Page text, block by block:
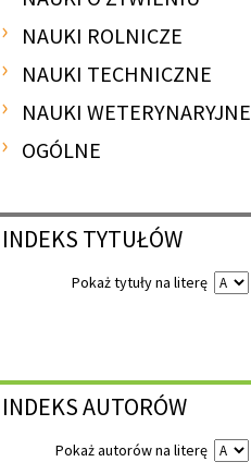
NAUKI ROLNICZE
NAUKI TECHNICZNE
NAUKI WETERYNARYJNE
OGÓLNE
INDEKS TYTUŁÓW
Pokaż tytuły na literę
INDEKSAUTORÓW
Pokaż autorów na literę